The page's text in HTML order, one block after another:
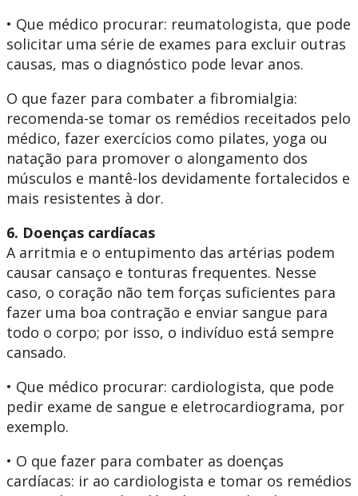
• Que médico procurar: reumatologista, que pode
solicitar uma série de exames para excluir outras
causas, mas o diagnóstico pode levar anos.
O que fazer para combater a fibromialgia:
recomenda-se tomar os remédios receitados pelo
médico, fazer exercícios como pilates, yoga ou
natação para promover o alongamento dos
músculos e mantê-los devidamente fortalecidos e
mais resistentes à dor.
6. Doenças cardíacas
A arritmia e o entupimento das artérias podem
causar cansaço e tonturas frequentes. Nesse
caso, o coração não tem forças suficientes para
fazer uma boa contração e enviar sangue para
todo o corpo; por isso, o indivíduo está sempre
cansado.
• Que médico procurar: cardiologista, que pode
pedir exame de sangue e eletrocardiograma, por
exemplo.
• O que fazer para combater as doenças
cardíacas: ir ao cardiologista e tomar os remédios